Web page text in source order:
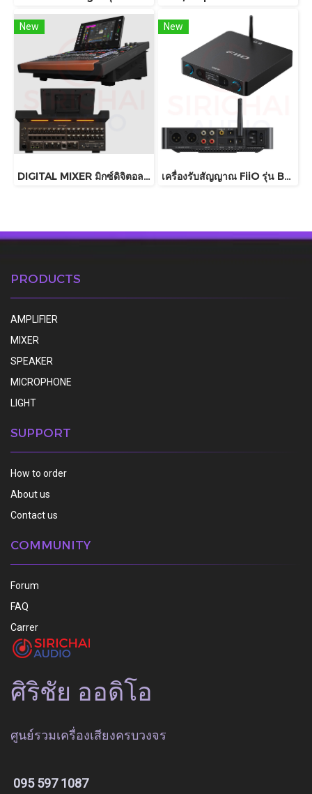
New
DIGITAL MIXER มิกซ์ดิจิตอล Behringer รุ่น WING COMPACT
New
เครื่องรับสัญญาณ FiiO รุ่น BR15 R2R
PRODUCTS
AMPLIFIER
MIXER
SPEAKER
MICROPHONE
LIGHT
SUPPORT
How to order
About us
Contact us
COMMUNITY
Forum
FAQ
Carrer
ศิริชัย ออดิโอ
ศูนย์รวมเครื่องเสียงครบวงจร
095 597 1087